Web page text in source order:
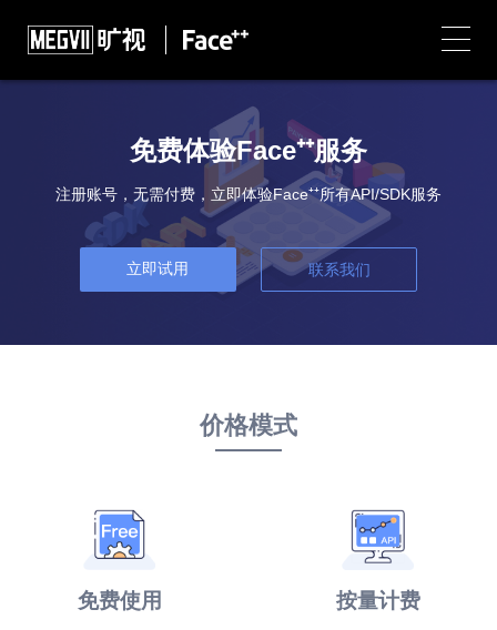
免费体验Face⁺⁺服务
注册账号，无需付费，立即体验Face⁺⁺所有API/SDK服务
立即试用 联系我们
价格模式
免费使用 按量计费